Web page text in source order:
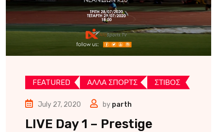
FEATURED ΑΛΛΑ ΣΠΟΡΤΣ ΣΤΙΒΟΣ
July 27, 2020 by parth
LIVE Day 1 – Prestige